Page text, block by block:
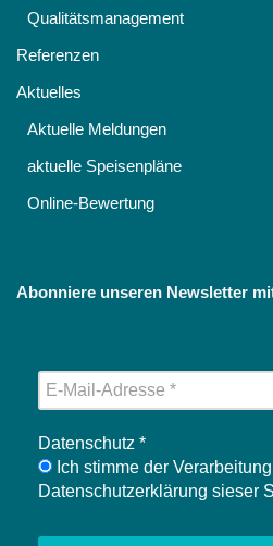
Qualitätsmanagement
Referenzen
Aktuelles
Aktuelle Meldungen
aktuelle Speisenpläne
Online-Bewertung
Abonniere unseren Newsletter
Datenschutz *
Ich stimme der
Datenschutzerklärung sieser